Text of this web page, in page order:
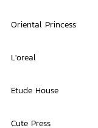
Oriental Princess
L'oreal
Etude House
Cute Press